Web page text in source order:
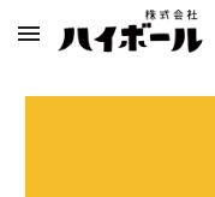
Skip to main content